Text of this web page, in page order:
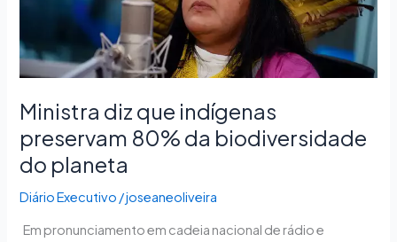
Ministra diz que indígenas
preservam 80% da biodiversidade
do planeta
Diário Executivo /joseaneoliveira
Em pronunciamento em cadeia nacional de rádio e
biodiversidade
planeta